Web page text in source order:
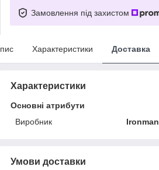
Замовлення під захистом
Характеристики Доставка
Характеристики
Основні атрибути
Виробник
Ironman
Умови доставки